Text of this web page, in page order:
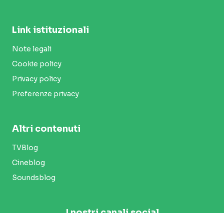
Link istituzionali
Note legali
Cookie policy
Privacy policy
Preferenze privacy
Altri contenuti
TVBlog
Cineblog
Soundsblog